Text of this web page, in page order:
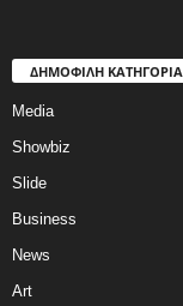
ΔΗΜΟΦΙΛΗ ΚΑΤΗΓΟΡΙΑ
Media
Showbiz
Slide
Business
News
Art